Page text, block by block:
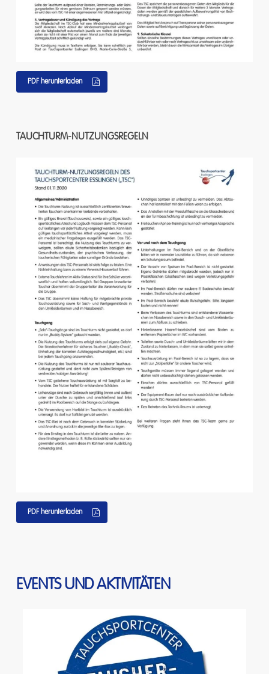
PDF herunterladen
TAUCHTURM-NUTZUNGSREGELN
PDF herunterladen
EVENTS UND AKTIVITÄTEN